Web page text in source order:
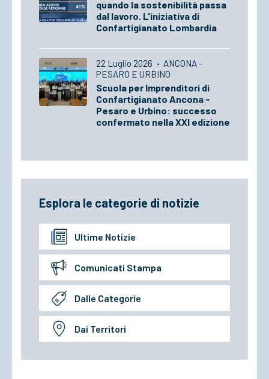
quando la sostenibilità passa
dal lavoro. L'iniziativa di
Confartigianato Lombardia
22 Luglio 2026 · ANCONA -
PESARO E URBINO
Scuola per Imprenditori di
Confartigianato Ancona -
Pesaro e Urbino: successo
confermato nella XXI edizione
Esplora le categorie di notizie
Ultime Notizie
Comunicati Stampa
Dalle Categorie
Dai Territori